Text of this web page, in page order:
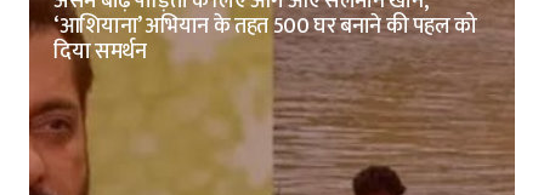
‘आशियाना’ अभियान के तहत 500 घर बनाने की पहल को
दिया समर्थन